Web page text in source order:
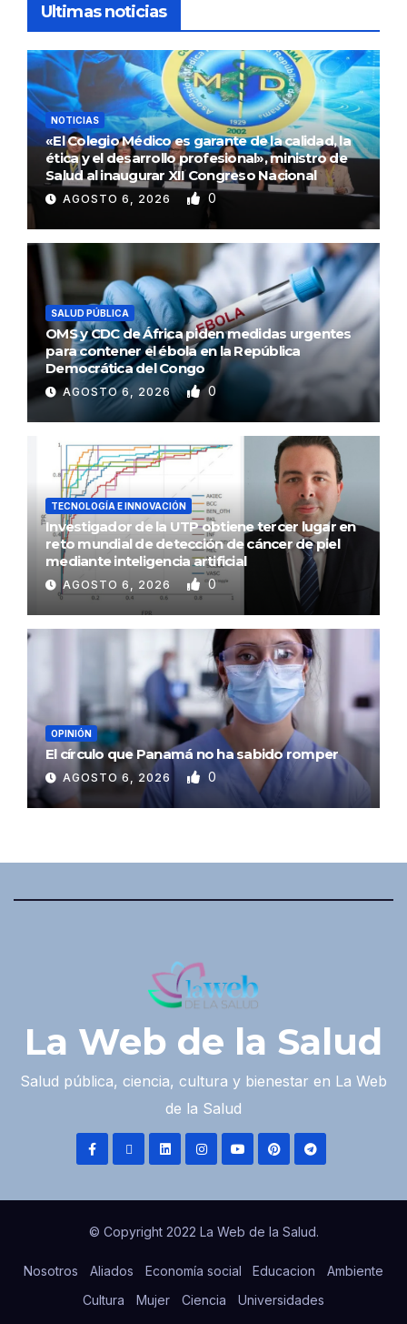
Ultimas noticias
NOTICIAS
«El Colegio Médico es garante de la calidad, la
ética y el desarrollo profesional», ministro de
Salud al inaugurar XII Congreso Nacional
AGOSTO 6, 2026 0
SALUD PÚBLICA
OMS y CDC de África piden medidas urgentes
para contener el ébola en la República
Democrática del Congo
AGOSTO 6, 2026 0
TECNOLOGÍA E INNOVACIÓN
Investigador de la UTP obtiene tercer lugar en
reto mundial de detección de cáncer de piel
mediante inteligencia artificial
AGOSTO 6, 2026 0
OPINIÓN
El círculo que Panamá no ha sabido romper
AGOSTO 6, 2026 0
La Web de la Salud
Salud pública, ciencia, cultura y bienestar en La Web
de la Salud
© Copyright 2022 La Web de la Salud.
Nosotros Aliados Economía social Educacion
Ambiente
Cultura
Mujer Ciencia
Universidades